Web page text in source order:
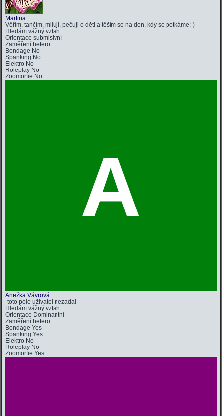
Martina
Věřím, tančím, miluji, pečuji o děti a těším se na den, kdy se potkáme:-)
Hledám vážný vztah
Orientace submisivní
Zaměření hetero
Bondage No
Spanking No
Elektro No
Roleplay No
Zoomorfie No
A
Anežka Vávrová
-toto pole uživatel nezadal
Hledám vážný vztah
Orientace Dominantní
Zaměření hetero
Bondage Yes
Spanking Yes
Elektro No
Roleplay No
Zoomorfie Yes